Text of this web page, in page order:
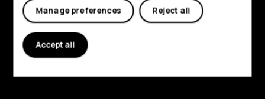
Planet and people
Support
Reject all
Manage preferences
Accept all